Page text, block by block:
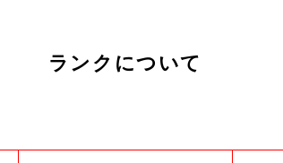
ランクについて